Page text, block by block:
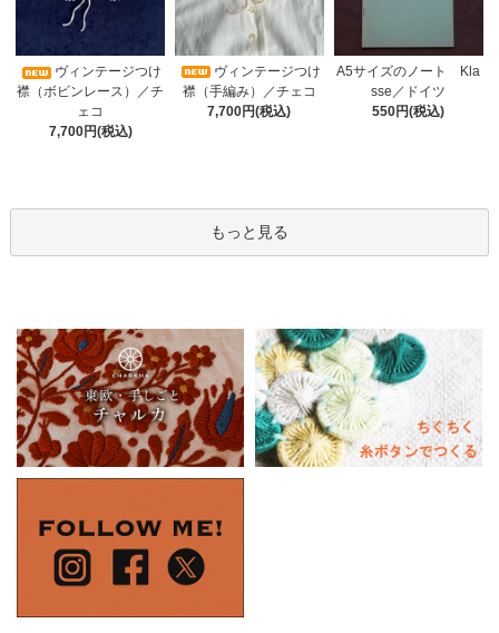
ヴィンテージつけ
襟（ボビンレース）／チ
ェコ
7,700円(税込)
ヴィンテージつけ
襟（手編み）／チェコ
7,700円(税込)
A5サイズのノート Kla
sse／ドイツ
550円(税込)
もっと見る